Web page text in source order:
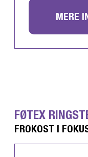
MERE
FØTEX
FROKOST I